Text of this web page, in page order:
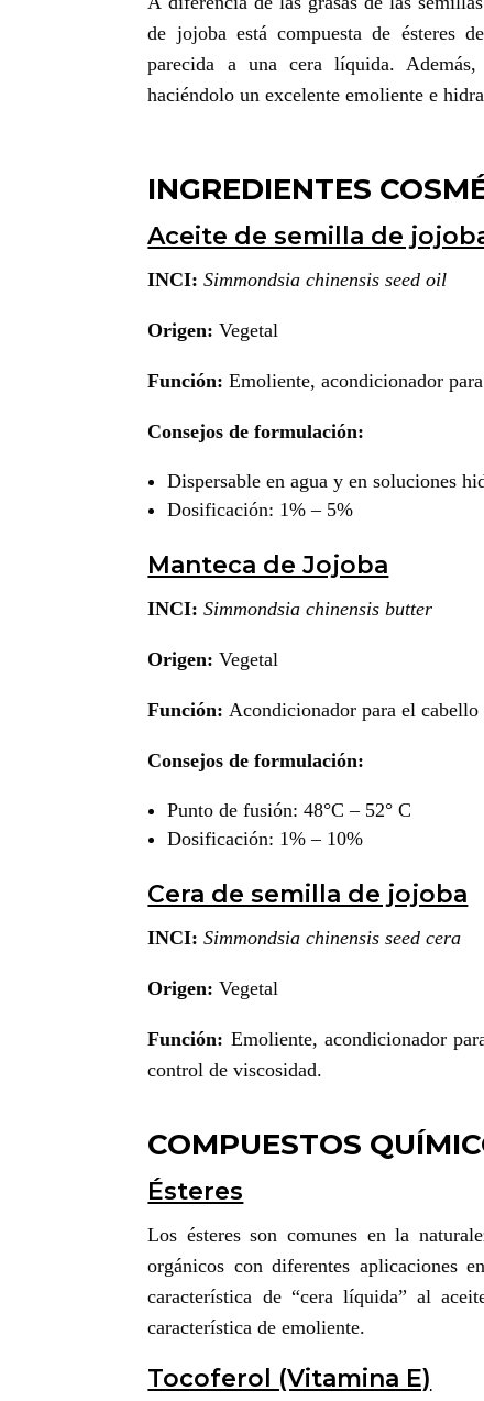
de jojoba está compuesta de ésteres
parecida a una cera líquida.
haciéndolo un excelente emoliente e
INGREDIENTES
Aceite de semilla de
INCI: Simmondsia chinensis seed oil
Origen: Vegetal
Función: Emoliente, acondicionador
Consejos de formulación:
Dispersable en agua y en soluciones
Dosificación: 1% – 5%
Manteca de Jojoba
INCI: Simmondsia chinensis butter
Origen:Vegetal
Función:Acondicionador para el
Consejos de formulación:
Punto de fusión: 48°C – 52° C
Dosificación: 1% – 10%
Cera de semilla de jojoba
INCI: Simmondsia chinensis seed cera
Origen:Vegetal
Función: Emoliente, acondicionador
control de viscosidad.
COMPUESTOS
Ésteres
Los ésteres son comunes en la
orgánicos con diferentes aplicaciones
característica de “cera líquida” al
característica de emoliente.
Tocoferol (Vitamina E)